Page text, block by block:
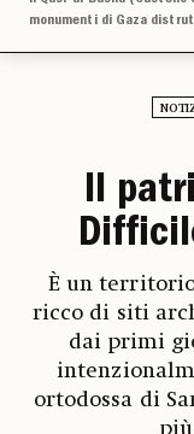
monumenti di Gaza
Il
È un
ricco di siti
dai primi
ortodossa di